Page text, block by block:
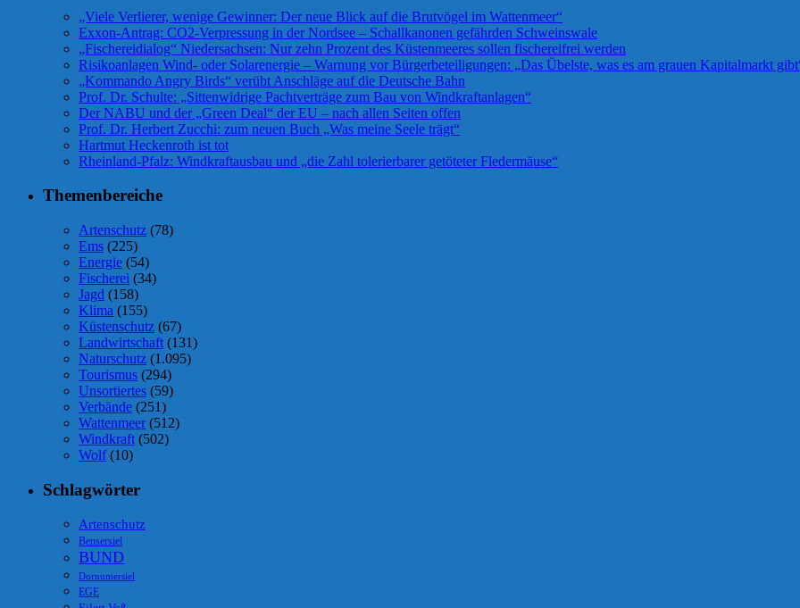
„Viele Verlierer, wenige Gewinner: Der neue Blick auf die Brutvögel im Wattenmeer“
Exxon-Antrag: CO2-Verpressung in der Nordsee – Schallkanonen gefährden Schweinswale
„Fischereidialog“ Niedersachsen: Nur zehn Prozent des Küstenmeeres sollen fischereifrei werden
Risikoanlagen Wind- oder Solarenergie – Warnung vor Bürgerbeteiligungen: „Das Übelste, was es am grauen Kapitalmarkt
„Kommando Angry Birds“ verübt Anschläge auf die Deutsche Bahn
Prof. Dr. Schulte: „Sittenwidrige Pachtverträge zum Bau von Windkraftanlagen“
Der NABU und der „Green Deal“ der EU – nach allen Seiten offen
Prof. Dr. Herbert Zucchi: zum neuen Buch „Was meine Seele trägt“
Hartmut Heckenroth ist tot
Rheinland-Pfalz: Windkraftausbau und „die Zahl tolerierbarer getöteter Fledermäuse“
Themenbereiche
Artenschutz (78)
Ems (225)
Energie (54)
Fischerei (34)
Jagd (158)
Klima (155)
Küstenschutz (67)
Landwirtschaft (131)
Naturschutz (1.095)
Tourismus (294)
Unsortiertes (59)
Verbände (251)
Wattenmeer (512)
Windkraft (502)
Wolf(10)
Schlagwörter
Artenschutz
Bensersiel
BUND
Dornumersiel
EGE